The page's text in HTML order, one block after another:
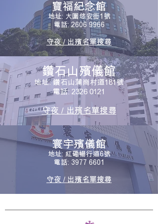
寶福紀念館
地址: 大圍悠安街1號
電話: 2606 9966
守夜 / 出殯名單搜尋
鑽石山殯儀館
地址: 鑽石山蒲崗村道181號
電話: 2326 0121
守夜 / 出殯名單搜尋
寰宇殯儀館
地址: 紅磡暢行道6號
電話: 3977 6601
守夜 / 出殯名單搜尋